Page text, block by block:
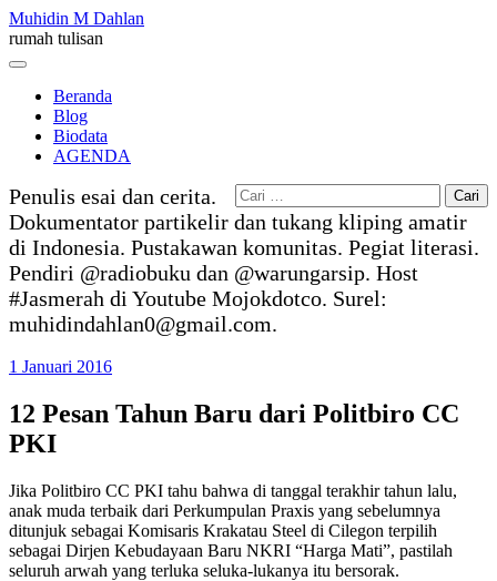
Skip
to
content
Muhidin M Dahlan
rumah tulisan
Menu
Beranda
Blog
Biodata
AGENDA
Cari
untuk:
Penulis esai dan cerita.
Dokumentator partikelir dan tukang kliping amatir
di Indonesia. Pustakawan komunitas. Pegiat literasi.
Pendiri @radiobuku dan @warungarsip. Host
#Jasmerah di Youtube Mojokdotco. Surel:
muhidindahlan0@gmail.com.
1 Januari 2016
12 Pesan Tahun Baru dari Politbiro CC
PKI
Jika Politbiro CC PKI tahu bahwa di tanggal terakhir tahun lalu,
anak muda terbaik dari Perkumpulan Praxis yang sebelumnya
ditunjuk sebagai Komisaris Krakatau Steel di Cilegon terpilih
sebagai Dirjen Kebudayaan Baru NKRI “Harga Mati”, pastilah
seluruh arwah yang terluka seluka-lukanya itu bersorak.